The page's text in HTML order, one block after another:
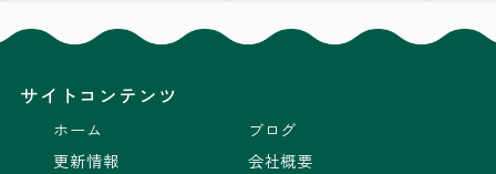
サイトコンテンツ
ホーム
更新情報
ブログ
会社概要